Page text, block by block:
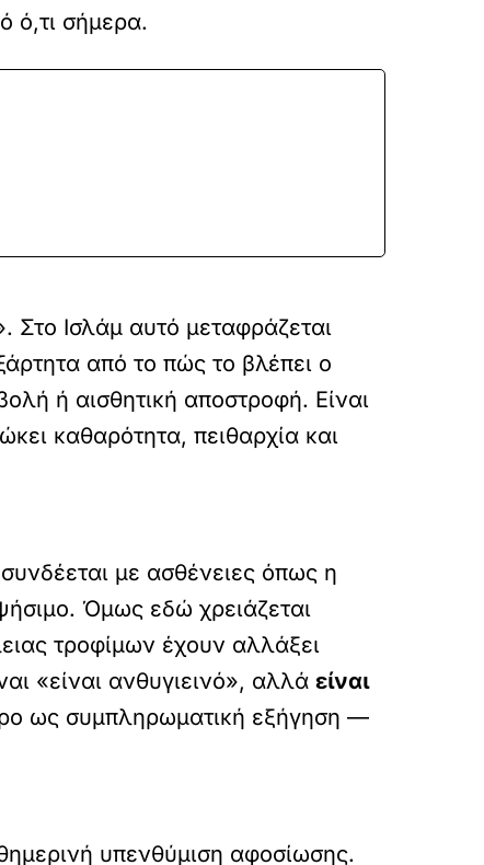
ό,τι σήμερα.
Στο Ισλάμ αυτό μεταφράζεται
από το πώς το βλέπει ο
ή αισθητική αποστροφή. Είναι
καθαρότητα, πειθαρχία και
με ασθένειες όπως η
Όμως εδώ χρειάζεται
τροφίμων έχουν αλλάξει
«είναι ανθυγιεινό», αλλά είναι
ως συμπληρωματική εξήγηση —
υπενθύμιση αφοσίωσης.